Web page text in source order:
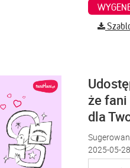
że
dla
2025-05-